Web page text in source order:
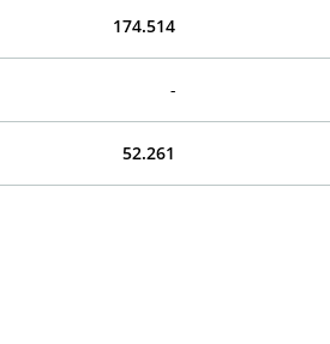
174.514
-
52.261